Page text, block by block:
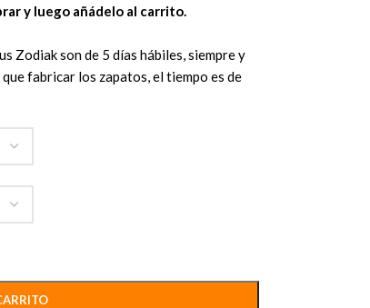
y luego añádelo al carrito.
Zodiak son de 5 días hábiles, siempre y
fabricar los zapatos, el tiempo es de